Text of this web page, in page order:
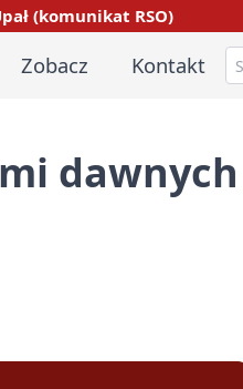
(komunikat RSO)
Zobacz Kontakt
dawnych